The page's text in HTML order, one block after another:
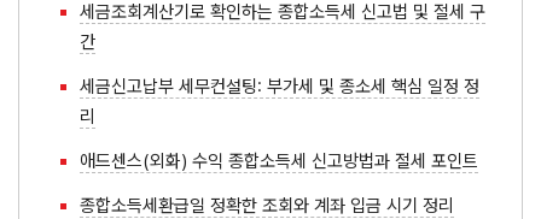
세금조회계산기로 확인하는 종합소득세 신고법 및 절세 구
간
세금신고납부 세무컨설팅: 부가세 및 종소세 핵심 일정 정
리
애드센스(외화) 수익 종합소득세 신고방법과 절세 포인트
종합소득세환급일 정확한 조회와 계좌 입금 시기 정리